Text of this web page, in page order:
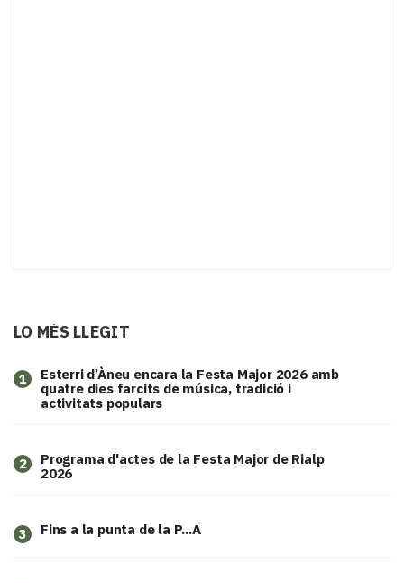
LO MÉS LLEGIT
1
Esterri d’Àneu encara la Festa Major 2026 amb
quatre dies farcits de música, tradició i
activitats populars
2
Programa d'actes de la Festa Major de Rialp
2026
3 Fins a la punta de la P...A